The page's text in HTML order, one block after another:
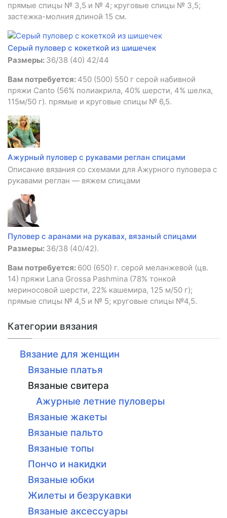
прямые спицы № 3,5 и № 4; круговые спицы № 3,5;
застежка-молния длиной 15 см.
Серый пуловер с кокеткой из шишечек
Размеры: 36/38 (40) 42/44
Вам потребуется: 450 (500) 550 г серой набивной
пряжи Canto (56% полиакрила, 40% шерсти, 4% шелка,
115м/50 г). прямые и круговые спицы № 6,5.
Ажурный пуловер с рукавами реглан спицами
Описание вязания со схемами для Ажурного пуловера с
рукавами реглан — вяжем спицами
Пуловер с аранами на рукавах, вязаный спицами
Размеры: 36/38 (40/42).
Вам потребуется: 600 (650) г. серой меланжевой (цв.
14) пряжи Lana Grossa Pashmina (78% тонкой
мериносовой шерсти, 22% кашемира, 125 м/50 г);
прямые спицы № 4,5 и № 5; круговые спицы №4,5.
Категории вязания
Вязание для женщин
Вязаные платья
Вязаные свитера
Ажурные летние пуловеры
Вязаные жакеты
Вязаные пальто
Вязаные топы
Пончо и накидки
Вязаные юбки
Жилеты и безрукавки
Вязаные аксессуары